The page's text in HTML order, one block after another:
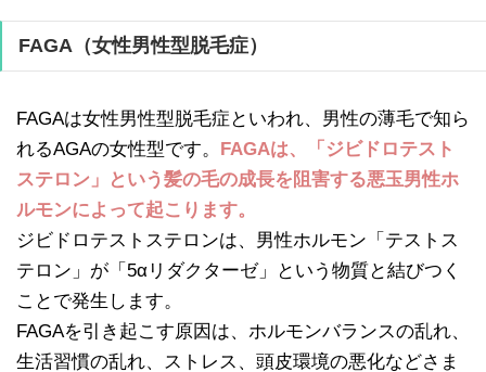
FAGA（女性男性型脱毛症）
FAGAは女性男性型脱毛症といわれ、男性の薄毛で知ら
れるAGAの女性型です。 FAGAは、「ジビドロテスト
ステロン」という髪の毛の成長を阻害する悪玉男性ホ
ルモンによって起こります。
ジビドロテストステロンは、男性ホルモン「テストス
テロン」が「5αリダクターゼ」という物質と結びつく
ことで発生します。
FAGAを引き起こす原因は、ホルモンバランスの乱れ、
生活習慣の乱れ、ストレス、頭皮環境の悪化などさま